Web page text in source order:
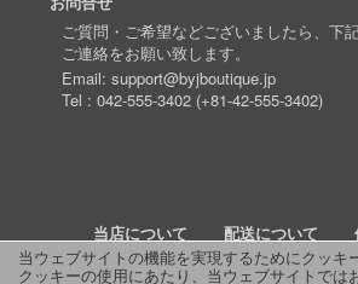
当ウェブサイトの機能を実現するためにクッキ
クッキーの使用にあたり、当ウェブサイトでは
ご質問・ご希望などございましたら、下
ご連絡をお願い致します。
Email: support@byjboutique.jp
Tel : 042-555-3402(+81-42-555-3402)
当店について 配送について
詳細検索
よくあるご質問 お問